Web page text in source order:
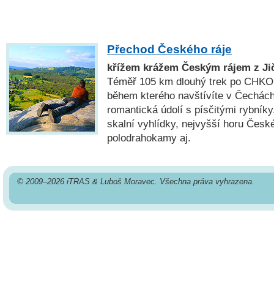
Přechod Českého ráje
křížem krážem Českým rájem z
Téměř 105 km dlouhý trek po
během kterého navštívíte v
romantická údolí s písčitými
skalní vyhlídky, nejvyšší horu
polodrahokamy aj.
© 2009–2026 iTRAS & Luboš Moravec. Všechna práva vyhrazena.